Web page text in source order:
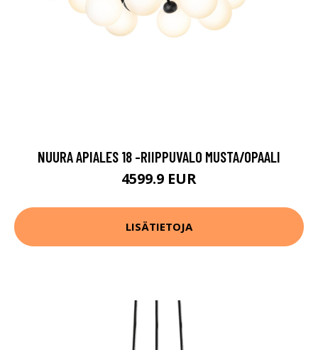
NUURA APIALES 18 -RIIPPUVALO MUSTA/OPAALI
4599.9 EUR
LISÄTIETOJA